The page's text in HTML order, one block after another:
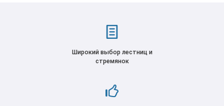
Широкий выбор лестниц и
стремянок